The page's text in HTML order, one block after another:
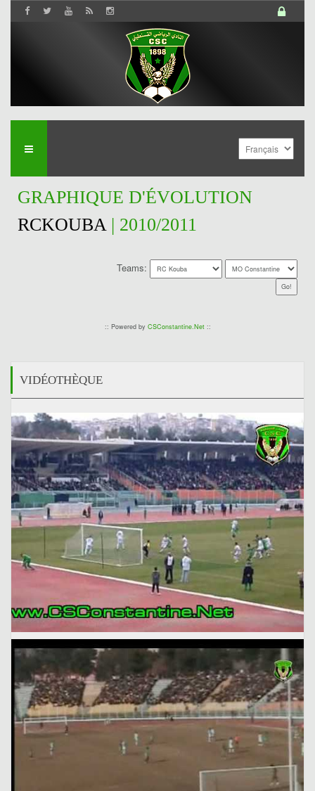
GRAPHIQUE D'ÉVOLUTION
RCKOUBA| 2010/2011
Teams:
:: Powered by CSConstantine.Net::
VIDÉOTHÈQUE